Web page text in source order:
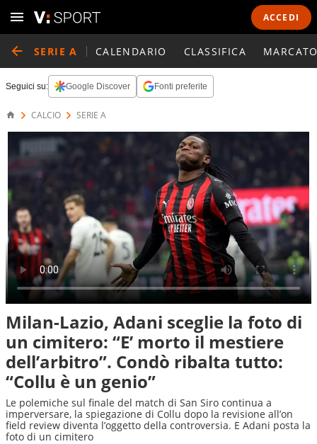
ACCEDI
SERIE A CALENDARIO CLASSIFICA
Seguici su: Google Discover Fonti preferite
CALCIO SERIE A
Milan-Lazio, Adani sceglie la foto di
un cimitero: “E’ morto il mestiere
dell’arbitro”. Condò ribalta tutto:
“Collu è un genio”
Le polemiche sul finale del match di San Siro continua a
imperversare, la spiegazione di Collu dopo la revisione all’on
field review diventa l’oggetto della controversia. E Adani posta la
foto di un cimitero